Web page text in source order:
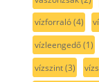
vízforraló(4)
vízleengedő(1)
vízszint(3)